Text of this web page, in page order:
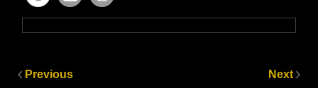
Previous Next